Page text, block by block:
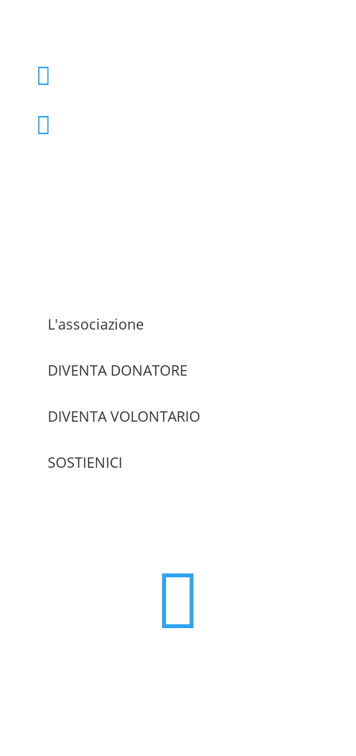


L'associazione
DIVENTA DONATORE
DIVENTA VOLONTARIO
SOSTIENICI
